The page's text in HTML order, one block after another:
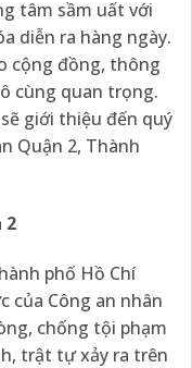
tâm sầm uất với
diễn ra hàng ngày.
cộng đồng, thông
cùng quan trọng.
giới thiệu đến quý
Quận 2, Thành
2
phố Hồ Chí
của Công an nhân
chống tội phạm
trật tự xảy ra trên